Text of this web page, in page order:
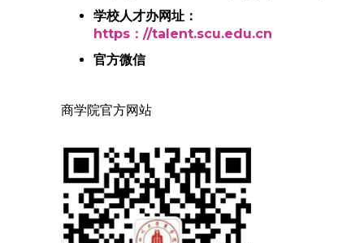
学校人才办网址：
https：//talent.scu.edu.cn
官方微信
商学院官方网站